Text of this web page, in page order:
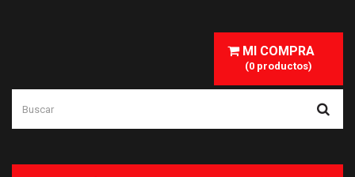
MI COMPRA
(0 productos)